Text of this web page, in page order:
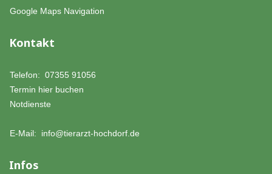
Google Maps Navigation
Kontakt
Telefon: 07355 91056
Termin hier buchen
Notdienste
E-Mail: info@tierarzt-hochdorf.de
Infos